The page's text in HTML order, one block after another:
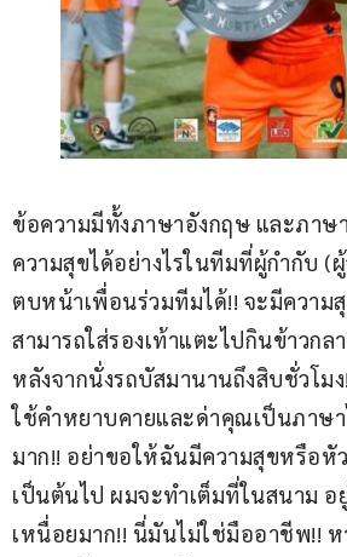
ข้อความมีทั้งภาษาอังกฤษ และภาษ
ความสุขได้อย่างไรในทีมที่ผู้กำกับ (
ตบหน้าเพื่อนร่วมทีมได้!! จะมีความสุ
สามารถใส่รองเท้าแตะไปกินข้าวกล
หลังจากนั่งรถบัสมานานถึงสิบชั่วโม
ใช้คำหยาบคายและด่าคุณเป็นภาษ
มาก!! อย่าขอให้ฉันมีความสุขหรือหั
เป็นต้นไป ผมจะทำเต็มที่ในสนาม
เหนื่อยมาก!! นี่มันไม่ใช่มืออาชีพ!!